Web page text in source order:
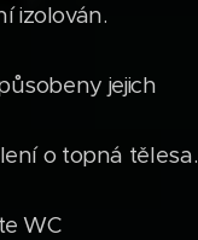
izolován.
jejich
o topná tělesa.
WC